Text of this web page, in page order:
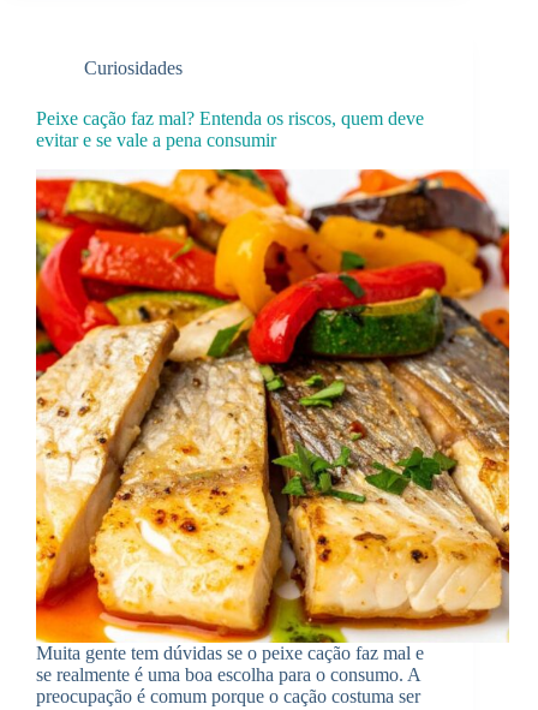
Curiosidades
Peixe cação faz mal? Entenda os riscos, quem deve
evitar e se vale a pena consumir
Muita gente tem dúvidas se o peixe cação faz mal e
se realmente é uma boa escolha para o consumo. A
preocupação é comum porque o cação costuma ser